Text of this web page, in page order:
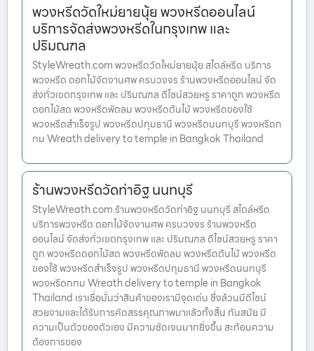
พวงหรีดวัดใหม่ยายนุ้ย พวงหรีดออนไลน์
บริการจัดส่งพวงหรีดในกรุงเทพ และ
ปริมณฑล
StyleWreath.com พวงหรีดวัดใหม่ยายนุ้ย สไตล์หรีด บริการ
พวงหรีด ดอกไม้จัดงานศพ ครบวงจร ร้านพวงหรีดออนไลน์ จัด
ส่งทั่วเขตกรุงเทพ และ ปริมณฑล ดีไซน์สวยหรู ราคาถูก พวงหรีด
ดอกไม้สด พวงหรีดพัดลม พวงหรีดต้นไม้ พวงหรีดของใช้
พวงหรีดสำเร็จรูป พวงหรีดปทุมธานี พวงหรีดนนทบุรี พวงหรีดก
ทม Wreath delivery to temple in Bangkok Thailand
ร้านพวงหรีดวัดท่าอิฐ นนทบุรี
StyleWreath.com ร้านพวงหรีดวัดท่าอิฐ นนทบุรี สไตล์หรีด
บริการพวงหรีด ดอกไม้จัดงานศพ ครบวงจร ร้านพวงหรีด
ออนไลน์ จัดส่งทั่วเขตกรุงเทพ และ ปริมณฑล ดีไซน์สวยหรู ราคา
ถูก พวงหรีดดอกไม้สด พวงหรีดพัดลม พวงหรีดต้นไม้ พวงหรีด
ของใช้ พวงหรีดสำเร็จรูป พวงหรีดปทุมธานี พวงหรีดนนทบุรี
พวงหรีดกทม Wreath delivery to temple in Bangkok
Thailand เราเชื่อมั่นว่าสินค้าของเรามีจุดเด่น ซึ่งล้วนมีดีไซน์
สวยงามและได้รับการคัดสรรคุณภาพมาแล้วทั้งสิ้น ทันสมัย มี
ความเป็นตัวของตัวเอง มีความชัดเจนมากยิ่งขึ้น สะท้อนความ
ต้องการของ